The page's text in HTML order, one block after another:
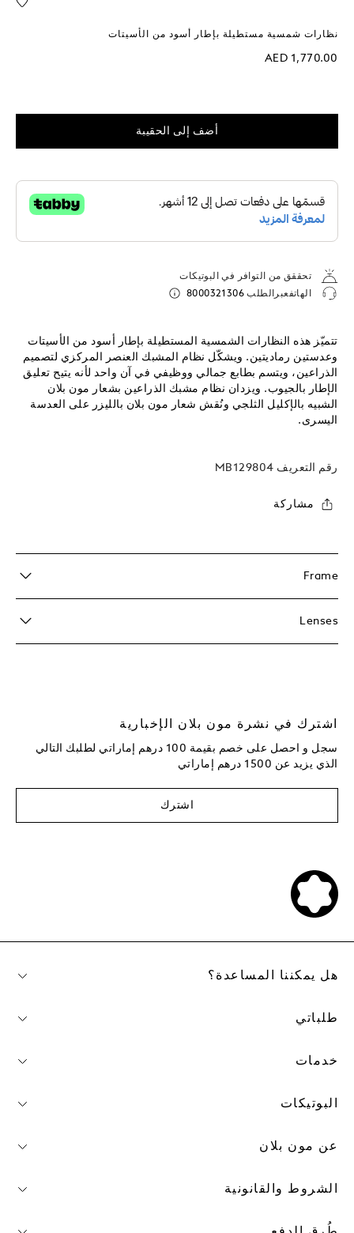
نظارات شمسية مستطيلة بإطار أسود من الأسيتات
AED 1,770.00
أضف إلى الحقيبة
تحققق من التوافر في البوتيكات
الهاتفعبرالطلب 8000321306
تتميّز هذه النظارات الشمسية المستطيلة بإطار أسود من الأسيتات
وعدستين رماديتين. ويشكّل نظام المشبك العنصر المركزي لتصميم
الذراعين، ويتسم بطابع جمالي ووظيفي في آن واحد لأنه يتيح تعليق
الإطار بالجيوب. ويزدان نظام مشبك الذراعين بشعار مون بلان
الشبيه بالإكليل الثلجي ونُقش شعار مون بلان بالليزر على العدسة
اليسرى.
رقم التعريف MB129804
مشاركة
Frame
Lenses
اشترك في نشرة مون بلان الإخبارية
سجل و احصل على خصم بقيمة 100 درهم إماراتي لطلبك التالي
الذي يزيد عن 1500 درهم إماراتي
اشترك
هل يمكننا المساعدة؟
طلباتي
خدمات
البوتيكات
عن مون بلان
الشروط والقانونية